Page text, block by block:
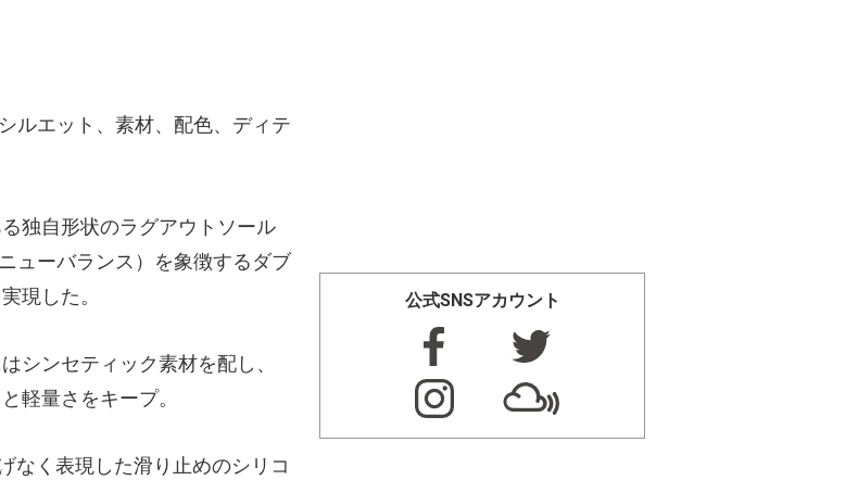
ルエット、素材、配色、ディテ
独自形状のラグアウトソール
ューバランス）を象徴するダブ
現した。
シンセティック素材を配し、
軽量さをキープ。
なく表現した滑り止めのシリコ
公式SNSアカウント